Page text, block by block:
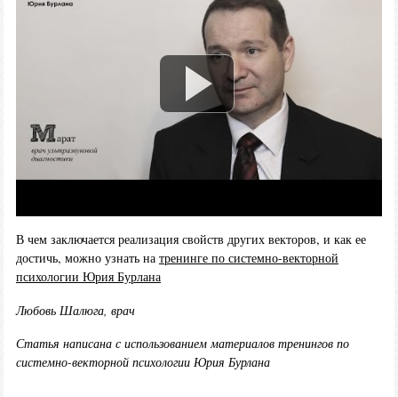
В чем заключается реализация свойств других векторов, и как ее
достичь, можно узнать на тренинге по системно-векторной
психологии Юрия Бурлана
Любовь Шалюга, врач
Статья написана с использованием материалов тренингов по
системно-векторной психологии Юрия Бурлана